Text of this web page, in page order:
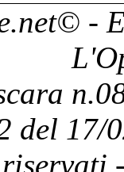
© -
del 17/